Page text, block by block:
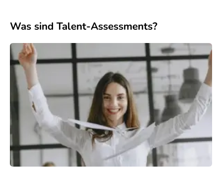
Was sind Talent-Assessments?